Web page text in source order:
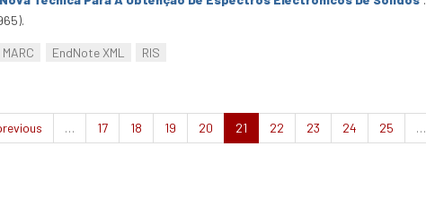
MARC EndNote XML RIS
… 17 18 19 20 21 22 23 24 25 …